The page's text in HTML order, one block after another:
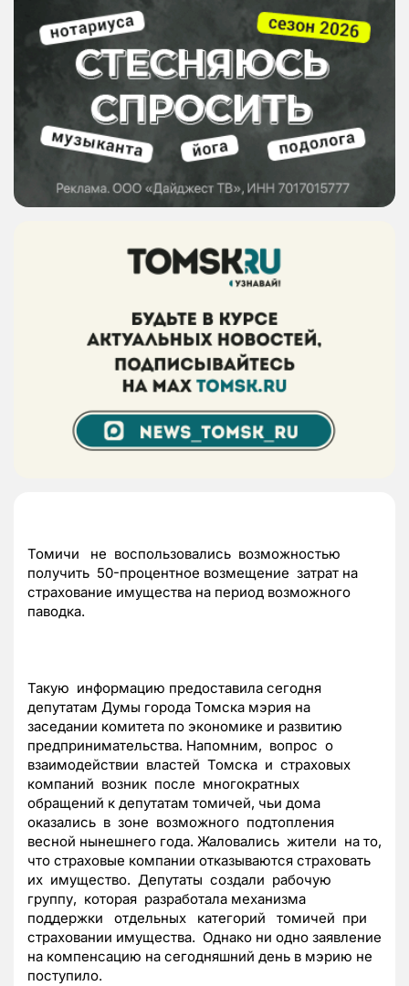
Томичи не воспользовались возможностью
получить 50-процентное возмещение затрат на
страхование имущества на период возможного
паводка.
Такую информацию предоставила сегодня
депутатам Думы города Томска мэрия на
заседании комитета по экономике и развитию
предпринимательства. Напомним, вопрос о
взаимодействии властей Томска и страховых
компаний возник после многократных
обращений к депутатам томичей, чьи дома
оказались в зоне возможного подтопления
весной нынешнего года. Жаловались жители на то,
что страховые компании отказываются страховать
их имущество. Депутаты создали рабочую
группу, которая разработала механизма
поддержки отдельных категорий томичей при
страховании имущества. Однако ни одно заявление
на компенсацию на сегодняшний день в мэрию не
поступило.